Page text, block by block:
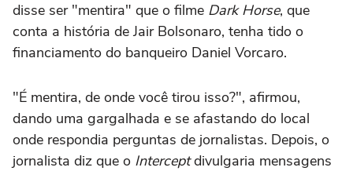
disse ser "mentira" que o filme Dark Horse, que
conta a história de Jair Bolsonaro, tenha tido o
financiamento do banqueiro Daniel Vorcaro.
"É mentira, de onde você tirou isso?", afirmou,
dando uma gargalhada e se afastando do local
onde respondia perguntas de jornalistas. Depois, o
jornalista diz que o Interceptdivulgaria mensagens